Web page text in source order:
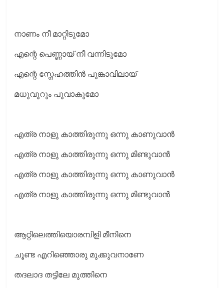
നാണം നീ മാറ്റിടുമോ
എന്റെ പെണ്ണായ് നീ വന്നിടുമോ
എന്റെ സ്നേഹത്തിൻ പൂങ്കാവിലായ്
മധുവൂറും പൂവാകുമോ
എത്ര നാളു കാത്തിരുന്നു ഒന്നു കാണുവാൻ
എത്ര നാളു കാത്തിരുന്നു ഒന്നു മിണ്ടുവാൻ
എത്ര നാളു കാത്തിരുന്നു ഒന്നു കാണുവാൻ
എത്ര നാളു കാത്തിരുന്നു ഒന്നു മിണ്ടുവാൻ
ആറ്റിലെത്തിയൊരമ്പിളി മീനിനെ
ചൂണ്ട എറിഞ്ഞൊരു മുക്കുവനാണേ
തദലാദ തട്ടിലേ മുത്തിനെ